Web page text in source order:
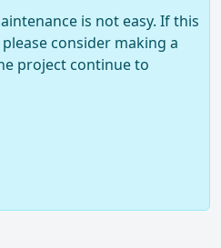
is not easy. If this
consider making a
project continue to